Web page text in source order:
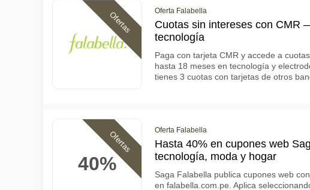
Ofertas Oferta Falabella
Cuotas sin intereses con CMR
tecnología
Paga con tarjeta CMR y accede a
hasta 18 meses en tecnología y
tienes 3 cuotas con tarjetas de otros
40%
Ofertas Oferta Falabella
Hasta 40% en cupones web
tecnología, moda y hogar
Saga Falabella publica cupones web
en falabella.com.pe. Aplica